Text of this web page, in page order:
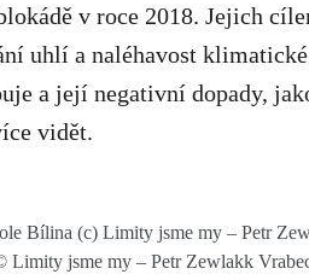
v roce 2018. Jejich
uhlí a naléhavost
a její negativní dopady,
vidět.
Bílina (c) Limity jsme my – Petr
Limity jsme my – Petr Zewlakk